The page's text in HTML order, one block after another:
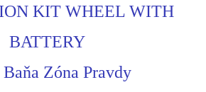
KIT WHEEL WITH
BATTERY
Zóna Pravdy